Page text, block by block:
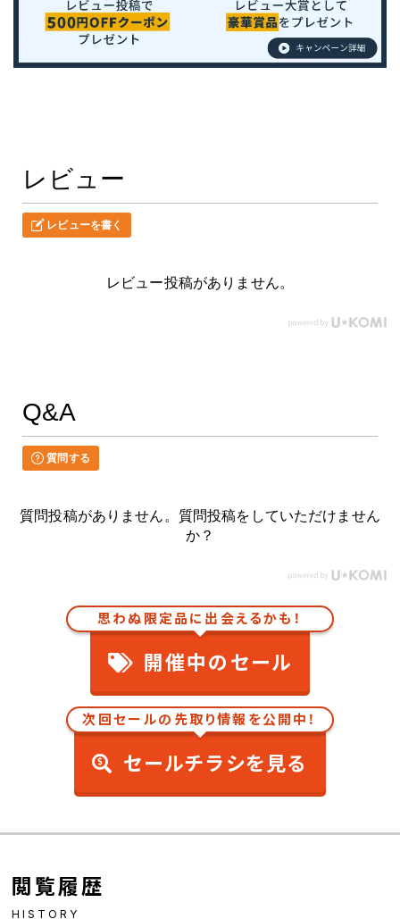
レビュー
レビューを書く
レビュー投稿がありません。
Q&A
質問する
質問投稿がありません。質問投稿をしていただけません
か？
思わぬ限定品に出会えるかも！
開催中のセール
次回セールの先取り情報を公開中！
セールチラシを見る
閲覧履歴
HISTORY